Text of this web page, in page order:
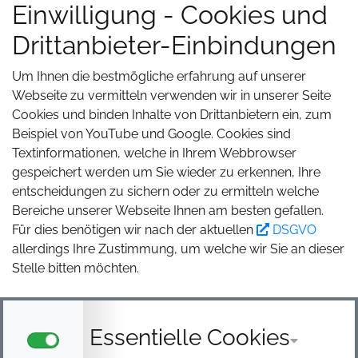
+49 2336 4791 65 info@clever-reisemobile.com
0,00 €
0,00 kg
Facebook:
Clever Reisemobile Büsgen
YouTube:
Clever TV
Ladevorgang abgeschlossen!
HINWEIS SCHLIESSEN
Einwilligung - Cookies und
Drittanbieter-Einbindungen
Um Ihnen die bestmögliche erfahrung auf unserer
Webseite zu vermitteln verwenden wir in unserer Seite
Cookies und binden Inhalte von Drittanbietern ein, zum
Beispiel von YouTube und Google. Cookies sind
Textinformationen, welche in Ihrem Webbrowser
gespeichert werden um Sie wieder zu erkennen, Ihre
entscheidungen zu sichern oder zu ermitteln welche
Bereiche unserer Webseite Ihnen am besten gefallen.
Für dies benötigen wir nach der aktuellen
DSGVO
allerdings Ihre Zustimmung, um welche wir Sie an dieser
Stelle bitten möchten.
Essentielle Cookies